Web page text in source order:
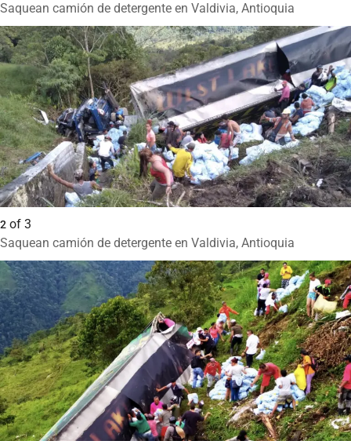
Saquean camión de detergente en Valdivia, Antioquia
2 of 3
Saquean camión de detergente en Valdivia, Antioquia